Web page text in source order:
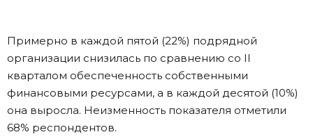
Примерно в каждой пятой (22%) подрядной
организации снизилась по сравнению со II
кварталом обеспеченность собственными
финансовыми ресурсами, а в каждой десятой (10%)
она выросла. Неизменность показателя отметили
68% респондентов.